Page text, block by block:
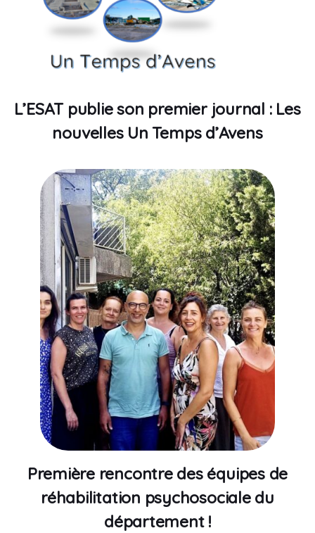
L’ESAT publie son premier journal : Les
nouvelles Un Temps d’Avens
Première rencontre des équipes de
réhabilitation psychosociale du
département !